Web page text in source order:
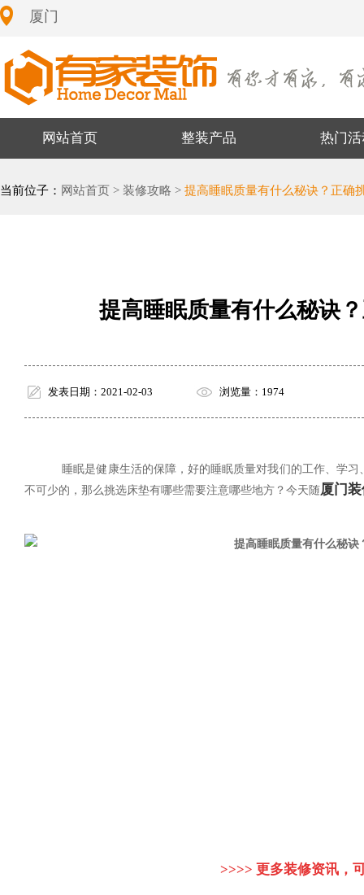
厦门
网站首页 整装产品 热门活
当前位子： 网站首页 > 装修攻略 > 提高睡眠质量有什么秘诀？正确
提高睡眠质量有什么秘诀
发表日期：2021-02-03 浏览量：1974
睡眠是健康生活的保障，好的睡眠质量对我们的工作、学
不可少的，那么挑选床垫有哪些需要注意哪些地方？今天随厦门
>>>> 更多装修资讯，